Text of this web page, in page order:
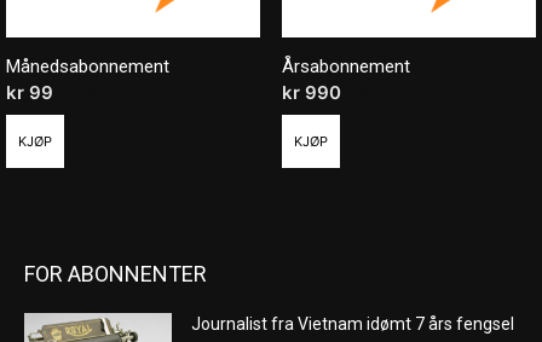
Månedsabonnement
kr 99
KJØP
Årsabonnement
kr990
KJØP
FOR ABONNENTER
Journalist fra Vietnam idømt 7 års fengsel